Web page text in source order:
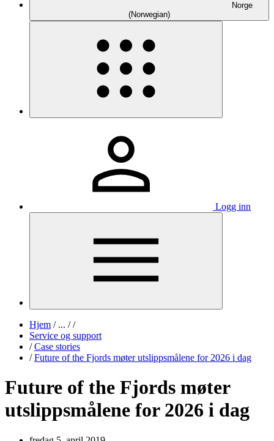
Norge
(Norwegian)
Logg inn
Hjem /... / /
Service og support
/ Case stories
/ Future of the Fjords møter utslippsmålene for 2026 i dag
Future of the Fjords møter
utslippsmålene for 2026 i dag